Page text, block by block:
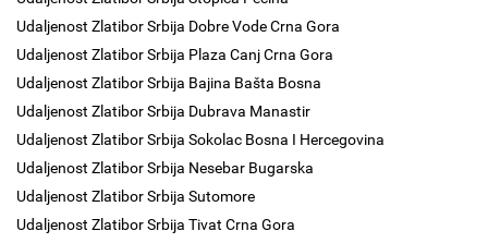
Udaljenost Zlatibor Srbija Dobre Vode Crna Gora
Udaljenost Zlatibor Srbija Plaza Canj Crna Gora
Udaljenost Zlatibor Srbija Bajina Bašta Bosna
Udaljenost Zlatibor Srbija Dubrava Manastir
Udaljenost Zlatibor Srbija Sokolac Bosna I Hercegovina
Udaljenost Zlatibor Srbija Nesebar Bugarska
Udaljenost Zlatibor Srbija Sutomore
Udaljenost Zlatibor Srbija Tivat Crna Gora